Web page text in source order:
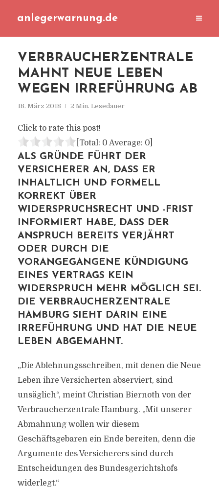
anlegerwarnung.de
VERBRAUCHERZENTRALE
MAHNT NEUE LEBEN
WEGEN IRREFÜHRUNG AB
18. März 2018 2 Min. Lesedauer
Click to rate this post!
[Total: 0 Average: 0]
ALS GRÜNDE FÜHRT DER
VERSICHERER AN, DASS ER
INHALTLICH UND FORMELL
KORREKT ÜBER
WIDERSPRUCHSRECHT UND -FRIST
INFORMIERT HABE, DASS DER
ANSPRUCH BEREITS VERJÄHRT
ODER DURCH DIE
VORANGEGANGENE KÜNDIGUNG
EINES VERTRAGS KEIN
WIDERSPRUCH MEHR MÖGLICH SEI.
DIE VERBRAUCHERZENTRALE
HAMBURG SIEHT DARIN EINE
IRREFÜHRUNG UND HAT DIE NEUE
LEBEN ABGEMAHNT.
„Die Ablehnungsschreiben, mit denen die Neue
Leben ihre Versicherten abserviert, sind
unsäglich“, meint Christian Biernoth von der
Verbraucherzentrale Hamburg. „Mit unserer
Abmahnung wollen wir diesem
Geschäftsgebaren ein Ende bereiten, denn die
Argumente des Versicherers sind durch
Entscheidungen des Bundesgerichtshofs
widerlegt.“